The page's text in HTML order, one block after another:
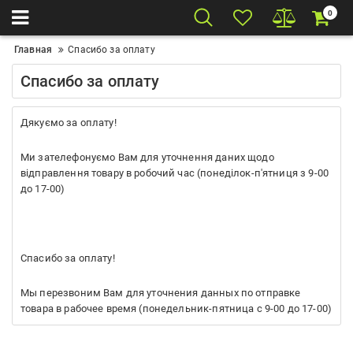
0
Главная Спасибо за оплату
Спасибо за оплату
Дякуємо за оплату!
Ми зателефонуємо Вам для уточнення даних щодо
відправлення товару в робочий час (понеділок-п'ятниця з 9-00
до 17-00)
Спасибо за оплату!
Мы перезвоним Вам для уточнения данных по отправке
товара в рабочее время (понедельник-пятница с 9-00 до 17-00)